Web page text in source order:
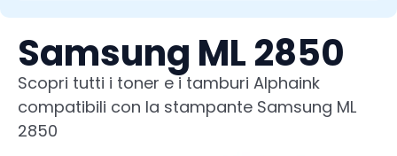
Samsung ML 2850
Scopri tutti i toner e i tamburi Alphaink
compatibili con la stampante Samsung ML
2850